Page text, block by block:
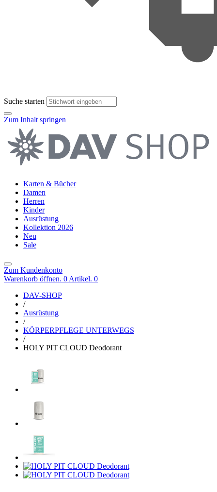
Suche starten
Zum Inhalt springen
Karten & Bücher
Damen
Herren
Kinder
Ausrüstung
Kollektion 2026
Neu
Sale
Zum Kundenkonto
Warenkorb öffnen. 0 Artikel. 0
DAV-SHOP
/
Ausrüstung
/
KÖRPERPFLEGE UNTERWEGS
/
HOLY PIT CLOUD Deodorant